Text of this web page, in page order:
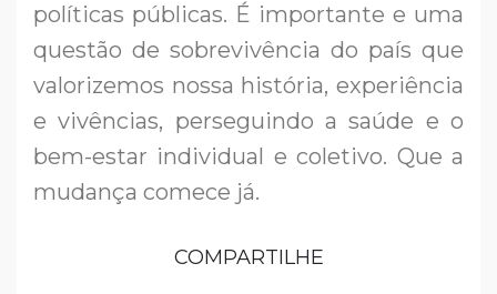
políticas públicas. É importante e uma
questão de sobrevivência do país que
valorizemos nossa história, experiência
e vivências, perseguindo a saúde e o
bem-estar individual e coletivo. Que a
mudança comece já.
COMPARTILHE